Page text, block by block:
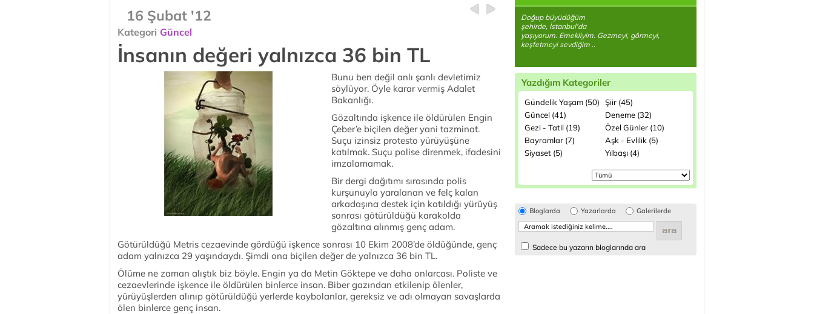
16 Şubat '12
Kategori Güncel
İnsanın değeri yalnızca 36 bin TL
Bunu ben değil anlı şanlı devletimiz
söylüyor. Öyle karar vermiş Adalet
Bakanlığı.
Gözaltında işkence ile öldürülen Engin
Çeber’e biçilen değer yani tazminat.
Suçu izinsiz protesto yürüyüşüne
katılmak. Suçu polise direnmek, ifadesini
imzalamamak.
Bir dergi dağıtımı sırasında polis
kurşunuyla yaralanan ve felç kalan
arkadaşına destek için katıldığı yürüyüş
sonrası götürüldüğü karakolda
gözaltına alınmış genç adam.
Götürüldüğü Metris cezaevinde gördüğü işkence sonrası 10 Ekim 2008’de öldüğünde, genç
adam yalnızca 29 yaşındaydı. Şimdi ona biçilen değer de yalnızca 36 bin TL.
Ölüme ne zaman alıştık biz böyle. Engin ya da Metin Göktepe ve daha onlarcası. Poliste ve
cezaevlerinde işkence ile öldürülen binlerce insan. Biber gazından etkilenip ölenler,
yürüyüşlerden alınıp götürüldüğü yerlerde kaybolanlar, gereksiz ve adı olmayan savaşlarda
ölen binlerce genç insan.
Doğup büyüdüğüm
şehirde, İstanbul'da
yaşıyorum. Emekliyim. Gezmeyi, görmeyi,
keşfetmeyi sevdiğim ..
Yazdığım Kategoriler
Gündelik Yaşam (50)
Şiir (45)
Güncel (41)
Deneme (32)
Gezi - Tatil (19)
Özel Günler (10)
Bayramlar (7)
Aşk - Evlilik (5)
Siyaset (5)
Yılbaşı (4)
Bloglarda Yazarlarda Galerilerde
Sadece bu yazarın bloglarında ara